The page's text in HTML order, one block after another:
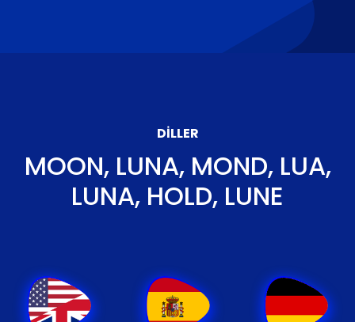
DILLER
MOON, LUNA, MOND, LUA,
LUNA, HOLD, LUNE